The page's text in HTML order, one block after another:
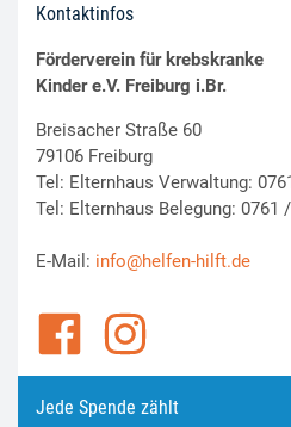
Kontaktinfos
Förderverein für krebskranke
Kinder e.V. Freiburg i.Br.
Breisacher Straße 60
79106 Freiburg
Tel: Elternhaus Verwaltung:
Tel: Elternhaus Belegung: 0761
E-Mail: info@helfen-hilft.de
Jede Spende zählt